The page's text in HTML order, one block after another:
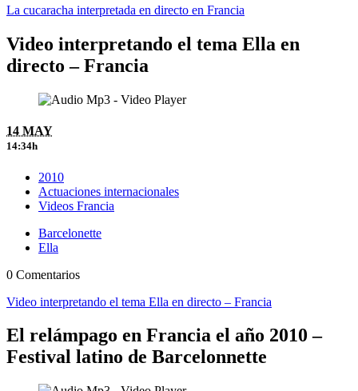
La cucaracha interpretada en directo en Francia
Video interpretando el tema Ella en
directo – Francia
14 MAY
14:34h
2010
Actuaciones internacionales
Videos Francia
Barcelonette
Ella
0 Comentarios
Video interpretando el tema Ella en directo – Francia
El relámpago en Francia el año 2010 –
Festival latino de Barcelonnette